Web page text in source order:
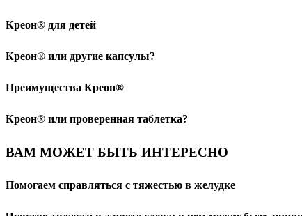
Креон® для детей
Креон® или другие капсулы?
Преимущества Креон®
Креон® или проверенная таблетка?
ВАМ МОЖЕТ БЫТЬ ИНТЕРЕСНО
Помогаем справляться с тяжестью в желудке